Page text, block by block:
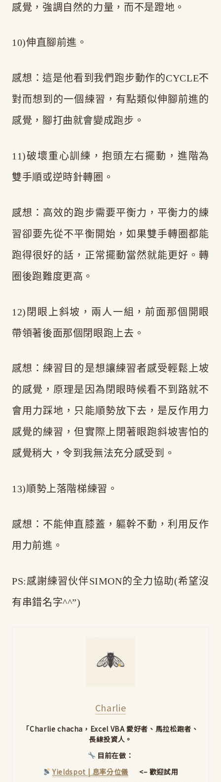
感覺，強調自然的力量，而不是蹬地。
10)伸直腳前進。
感想：這是他看到我們跑步動作的CYCLE不
對而想到的一個練習，有點類似伸腳前進的
感覺，腳打曲就會變成跑步。
11)破壞重心訓練，抱頭左右擺動，進階為
雙手順或逆時針轉圈。
感想：高效的跑步需要平衡力，平衡力的練
習卻要先從不平衡開始，如果雙手轉圈都能
跑得很好的話，正常擺動當然就能更好。轉
圈後跑難度更高。
12)閉眼上斜坡，兩人一組，前面那個開眼
帶領著後面那個閉眼跑上去。
感想：練習目的是想讓練習者感受輕鬆上坡
的感覺，原理是因為閉眼時候看不到路就不
會用力踩地，只能順勢放下去，是反作用力
感覺的練習，但實際上閉著眼跑斜坡害怕的
感覺稍大，令到我無法充分感受到。
13)順勢上落階梯練習。
感想：不能伸直膝蓋，軀幹不動，利用反作
用力前進。
PS:感謝練習伙伴SIMON的全力協助(希望沒
有串錯名字^^”)
Charlie
「Charlie chacha，Excel VBA 愛好者、馬拉松跑者、
長線投資人。
目前在做：
Yieldspot | 息率分位儀 <– 歡迎試用